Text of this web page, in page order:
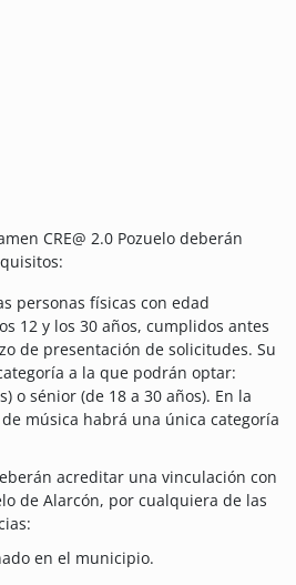
CRE@ 2.0 Pozuelo deberán
personas físicas con edad
12 y los 30 años, cumplidos antes
de presentación de solicitudes. Su
a la que podrán optar:
o sénior (de 18 a 30 años). En la
música habrá una única categoría
acreditar una vinculación con
de Alarcón, por cualquiera de las
en el municipio.